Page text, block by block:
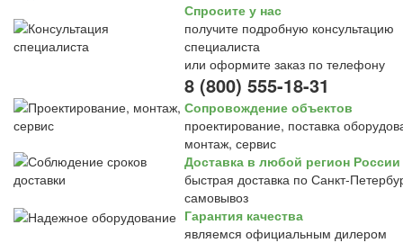
Спросите у нас
получите подробную консультацию
специалиста
или оформите заказ по телефону
8 (800) 555-18-31
Сопровождение объектов
проектирование, поставка
монтаж, сервис
Доставка в любой регион России
быстрая доставка по Санкт-
самовывоз
Гарантия качества
являемся официальным дилером